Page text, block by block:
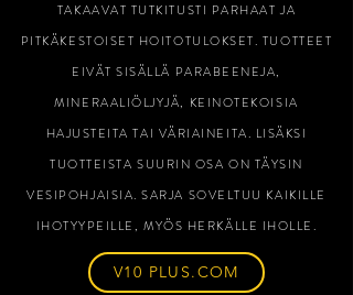
TAKAAVAT TUTKITUSTI PARHAAT JA
PITKÄKESTOISET HOITOTULOKSET. TUOTTEET
EIVÄT SISÄLLÄ PARABEENEJA,
MINERAALIÖLJYJÄ, KEINOTEKOISIA
HAJUSTEITA TAI VÄRIAINEITA. LISÄKSI
TUOTTEISTA SUURIN OSA ON TÄYSIN
VESIPOHJAISIA. SARJA SOVELTUU KAIKILLE
IHOTYYPEILLE, MYÖS HERKÄLLE IHOLLE.
V10 PLUS.COM